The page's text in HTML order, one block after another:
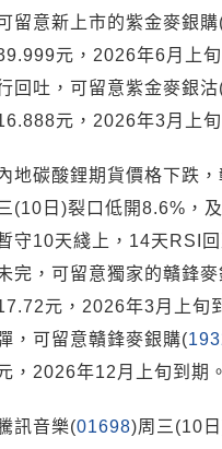
留意新上市的紫金麥銀購
元，2026年6月上
回吐，可留意紫金麥銀沽
元，2026年3月上旬
地碳酸鋰期貨價格下跌
(10日)裂口低開8.6%，
守10天綫上，14天RSI
完，可留意獨家的贛鋒麥
元，2026年3月上旬
，可留意贛鋒麥銀購(
，2026年12月上旬到期。
訊音樂(01698)周三(10